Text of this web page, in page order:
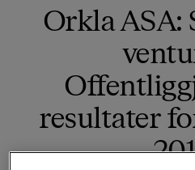
Orkla ASA:
resultater